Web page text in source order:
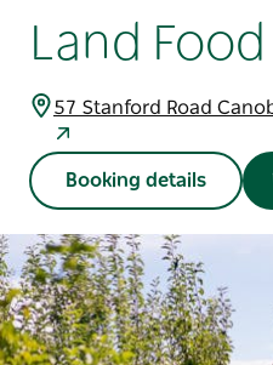
Land
57 Stanford Road
Booking details